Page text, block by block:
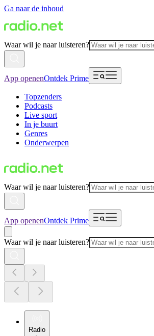
Ga naar de inhoud
Waar wil je naar luisteren?
App openenOntdek Prime
Topzenders
Podcasts
Live sport
In je buurt
Genres
Onderwerpen
Waar wil je naar luisteren?
App openenOntdek Prime
Waar wil je naar luisteren?
Radio